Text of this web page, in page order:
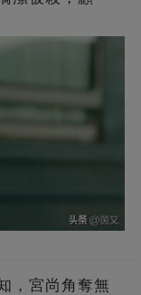
，宮尚角奪無